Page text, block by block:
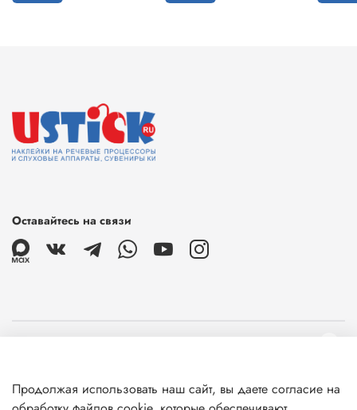
Клиентам
Оставайтесь на связи
Продолжая использовать наш сайт, вы даете согласие на